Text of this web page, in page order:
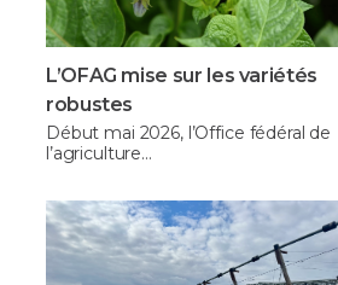
L’OFAG mise sur les variétés
robustes
Début mai 2026, l’Office fédéral de
l’agriculture…